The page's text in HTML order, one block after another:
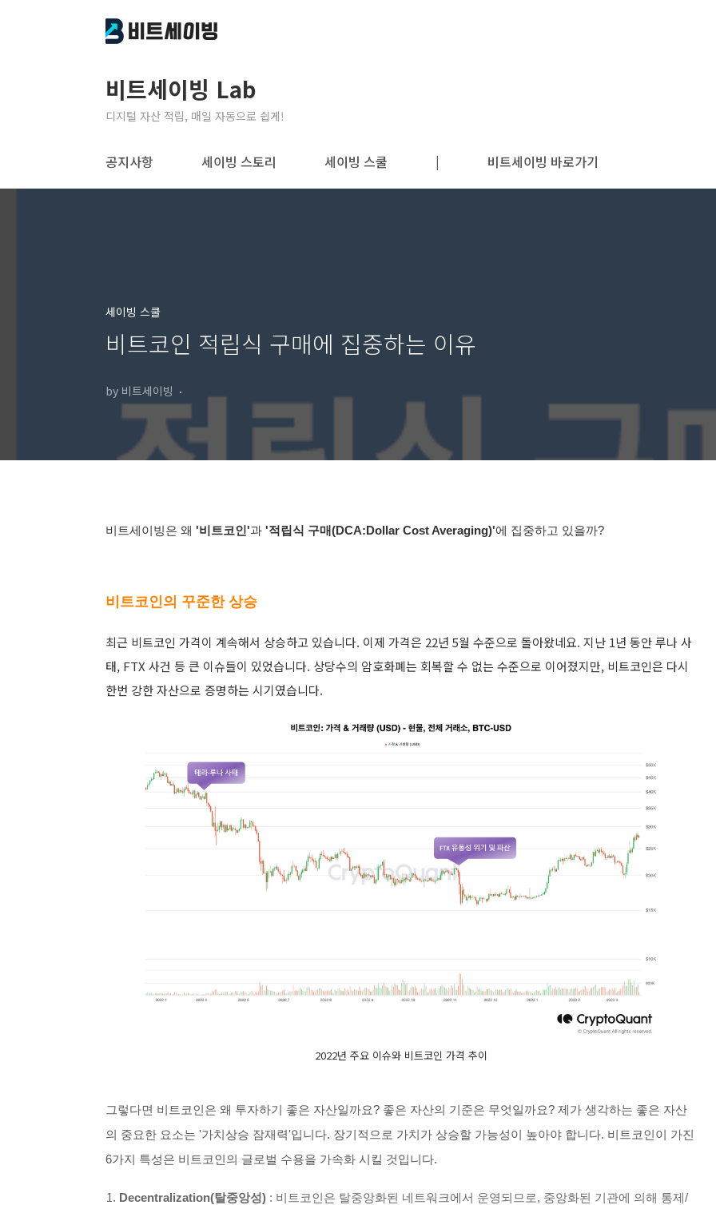
비트세이빙 Lab
디지털 자산 적립, 매일 자동으로 쉽게!
공지사항 세이빙 스토리 세이빙 스쿨 | 비트세이빙 바로가기
세이빙 스쿨
비트코인 적립식 구매에 집중하는 이유
by 비트세이빙
비트세이빙은 왜 '비트코인'과 '적립식 구매(DCA:Dollar Cost Averaging)'에 집중하고 있을까?
비트코인의 꾸준한 상승
최근 비트코인 가격이 계속해서 상승하고 있습니다. 이제 가격은 22년 5월 수준으로 돌아왔네요. 지난 1년 동안 루나 사
태, FTX 사건 등 큰 이슈들이 있었습니다. 상당수의 암호화폐는 회복할 수 없는 수준으로 이어졌지만, 비트코인은 다시
한번 강한 자산으로 증명하는 시기였습니다.
2022년 주요 이슈와 비트코인 가격 추이
그렇다면 비트코인은 왜 투자하기 좋은 자산일까요? 좋은 자산의 기준은 무엇일까요? 제가 생각하는 좋은 자산
의 중요한 요소는 '가치상승 잠재력'입니다. 장기적으로 가치가 상승할 가능성이 높아야 합니다. 비트코인이 가진
6가지 특성은 비트코인의 글로벌 수용을 가속화 시킬 것입니다.
Decentralization(탈중앙성) : 비트코인은 탈중앙화된 네트워크에서 운영되므로, 중앙화된 기관에 의해 통제/